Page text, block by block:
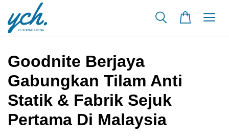
Goodnite Berjaya
Gabungkan Tilam Anti
Statik & Fabrik Sejuk
Pertama Di Malaysia